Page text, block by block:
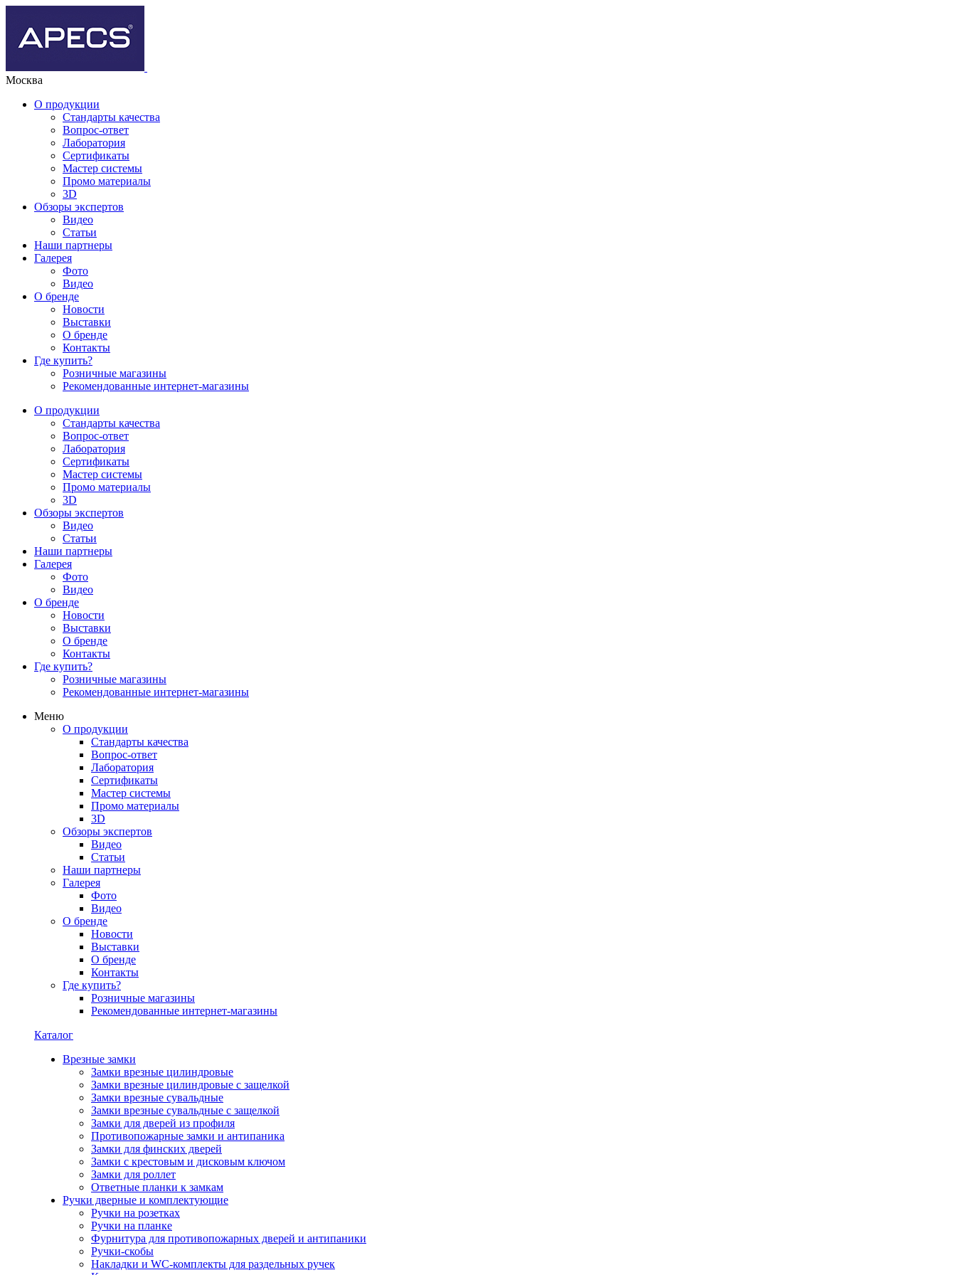
Москва
О продукции
Стандарты качества
Вопрос-ответ
Лаборатория
Сертификаты
Мастер системы
Промо материалы
3D
Обзоры экспертов
Видео
Статьи
Наши партнеры
Галерея
Фото
Видео
О бренде
Новости
Выставки
О бренде
Контакты
Где купить?
Розничные магазины
Рекомендованные интернет-магазины
О продукции
Стандарты качества
Вопрос-ответ
Лаборатория
Сертификаты
Мастер системы
Промо материалы
3D
Обзоры экспертов
Видео
Статьи
Наши партнеры
Галерея
Фото
Видео
О бренде
Новости
Выставки
О бренде
Контакты
Где купить?
Розничные магазины
Рекомендованные интернет-магазины
Меню
О продукции
Стандарты качества
Вопрос-ответ
Лаборатория
Сертификаты
Мастер системы
Промо материалы
3D
Обзоры экспертов
Видео
Статьи
Наши партнеры
Галерея
Фото
Видео
О бренде
Новости
Выставки
О бренде
Контакты
Где купить?
Розничные магазины
Рекомендованные интернет-магазины
Каталог
Врезные замки
Замки врезные цилиндровые
Замки врезные цилиндровые с защелкой
Замки врезные сувальдные
Замки врезные сувальдные с защелкой
Замки для дверей из профиля
Противопожарные замки и антипаника
Замки для финских дверей
Замки с крестовым и дисковым ключом
Замки для роллет
Ответные планки к замкам
Ручки дверные и комплектующие
Ручки на розетках
Ручки на планке
Фурнитура для противопожарных дверей и антипаники
Ручки-скобы
Накладки и WC-комплекты для раздельных ручек